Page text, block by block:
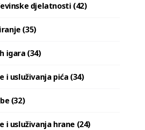
djelatnosti (42)
(35)
igara (34)
i usluživanja pića (34)
(32)
i usluživanja hrane (24)